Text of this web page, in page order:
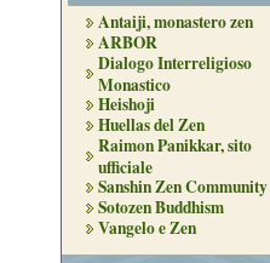
Antaiji, monastero zen
ARBOR
Dialogo Interreligioso
Monastico
Heishoji
Huellas del Zen
Raimon Panikkar, sito
ufficiale
Sanshin Zen Community
Sotozen Buddhism
Vangelo e Zen